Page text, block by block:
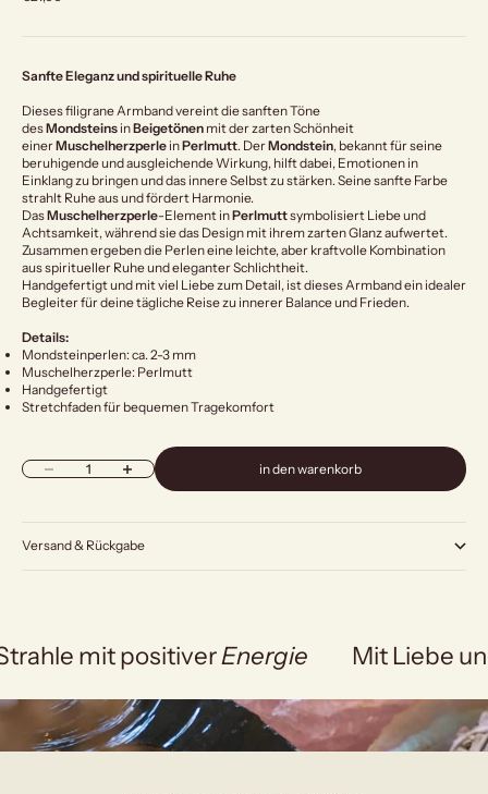
Sanfte Eleganz und spirituelle Ruhe
Dieses filigrane Armband vereint die sanften Töne
desMondsteins inBeigetönen mit der zarten Schönheit
einerMuschelherzperle inPerlmutt. DerMondstein, bekannt für seine
beruhigende und ausgleichende Wirkung, hilft dabei, Emotionen in
Einklang zu bringen und das innere Selbst zu stärken. Seine sanfte Farbe
strahlt Ruhe aus und fördert Harmonie.
DasMuschelherzperle-Element inPerlmuttsymbolisiert Liebe und
Achtsamkeit, während sie das Design mit ihrem zarten Glanz aufwertet.
Zusammen ergeben die Perlen eine leichte, aber kraftvolle Kombination
aus spiritueller Ruhe und eleganter Schlichtheit.
Handgefertigt und mit viel Liebe zum Detail, ist dieses Armband ein idealer
Begleiter für deine tägliche Reise zu innerer Balance und Frieden.
Details:
Mondsteinperlen: ca. 2-3 mm
Muschelherzperle: Perlmutt
Handgefertigt
Stretchfaden für bequemen Tragekomfort
Anzahl verringernAnzahl erhöhen in den warenkorb
Versand & Rückgabe
mit positiverEnergie Mit Liebe